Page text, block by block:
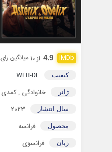
4.9 از 10 میانگین رای 2,592 نفر
کیفیت WEB-DL
ژانر خانوادگی ,کمدی
سال انتشار 2023
محصول فرانسه
زبان فرانسوی